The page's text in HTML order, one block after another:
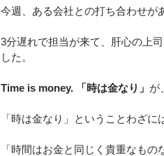
今週、ある会社との打ち合わせが
3分遅れで担当が来て、肝心の上
した。
Time is money. 「時は金なり」 が
「時は金なり」ということわざに
「時間はお金と同じく貴重なも